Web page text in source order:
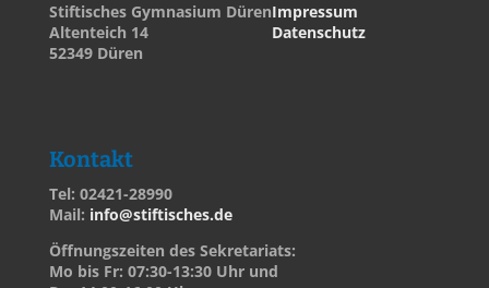
Stiftisches Gymnasium Düren
Altenteich 14
52349 Düren
Impressum
Datenschutz
Kontakt
Tel: 02421-28990
Mail: info@stiftisches.de
Öffnungszeiten des Sekretariats:
Mo bis Fr: 07:30-13:30 Uhr und